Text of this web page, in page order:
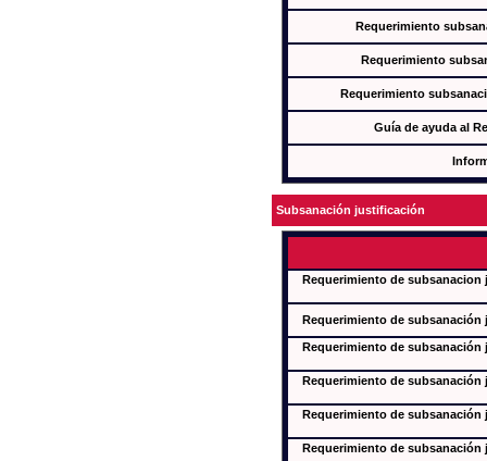
Requerimiento
Requerimiento
Requerimiento
Guía de ayuda al
Subsanación justificación
Requerimiento de
Requerimiento de subsanación
Requerimiento de
Requerimiento de
Requerimiento de
Requerimiento de